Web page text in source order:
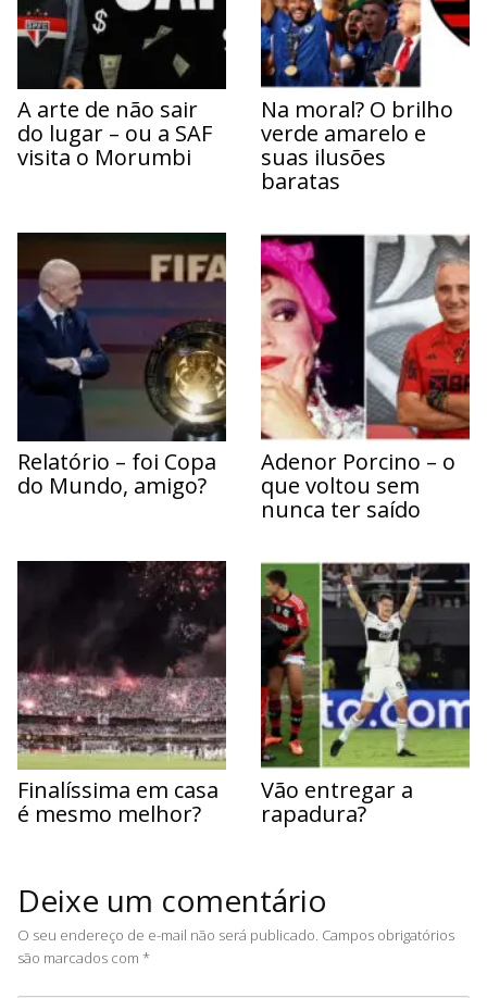
A arte de não sair
do lugar – ou a SAF
visita o Morumbi
Na moral? O brilho
verde amarelo e
suas ilusões
baratas
Relatório – foi Copa
do Mundo, amigo?
Adenor Porcino – o
que voltou sem
nunca ter saído
Finalíssima em casa
é mesmo melhor?
Vão entregar a
rapadura?
Deixe um comentário
O seu endereço de e-mail não será publicado. Campos obrigatórios
são marcados com *